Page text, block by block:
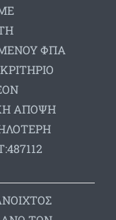
ΦΠΑ
ΑΠΟΨΗ